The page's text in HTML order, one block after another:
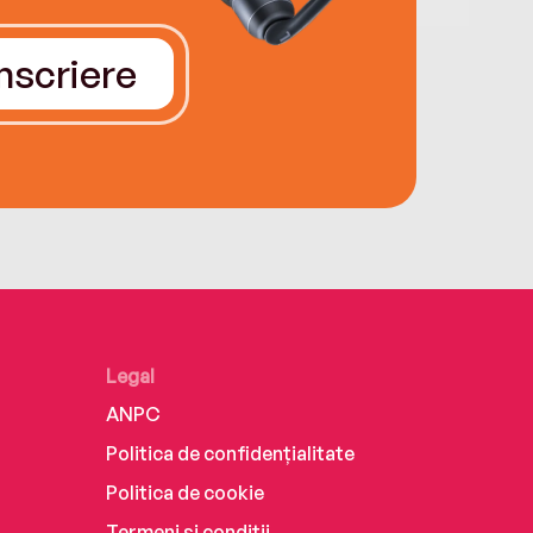
Legal
ANPC
Politica de confidențialitate
Politica de cookie